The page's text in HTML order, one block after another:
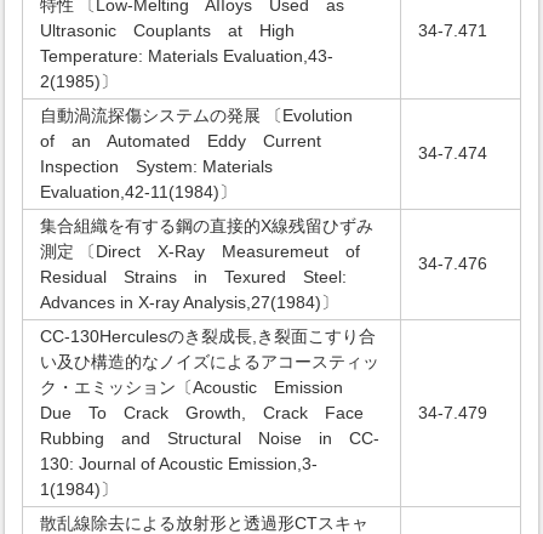
特性 〔Low-Melting AIIoys Used as
Ultrasonic Couplants at High
Temperature: Materials Evaluation,43-
2(1985)〕
34-7.471
自動渦流探傷システムの発展 〔Evolution
of an Automated Eddy Current
Inspection System: Materials
Evaluation,42-11(1984)〕
34-7.474
集合組織を有する鋼の直接的X線残留ひずみ
測定 〔Direct X-Ray Measuremeut of
Residual Strains in Texured Steel:
Advances in X-ray Analysis,27(1984)〕
34-7.476
CC-130Herculesのき裂成長,き裂面こすり合
い及ひ構造的なノイズによるアコースティッ
ク・エミッション〔Acoustic Emission
Due To Crack Growth, Crack Face
Rubbing and Structural Noise in CC-
130: Journal of Acoustic Emission,3-
1(1984)〕
34-7.479
散乱線除去による放射形と透過形CTスキャ